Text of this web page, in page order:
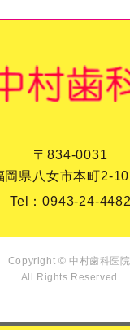
〒834-0031
岡県八女市本町2-
Tel：0943-24-4482
Copyright © 中村歯科医
All Rights Reserved.